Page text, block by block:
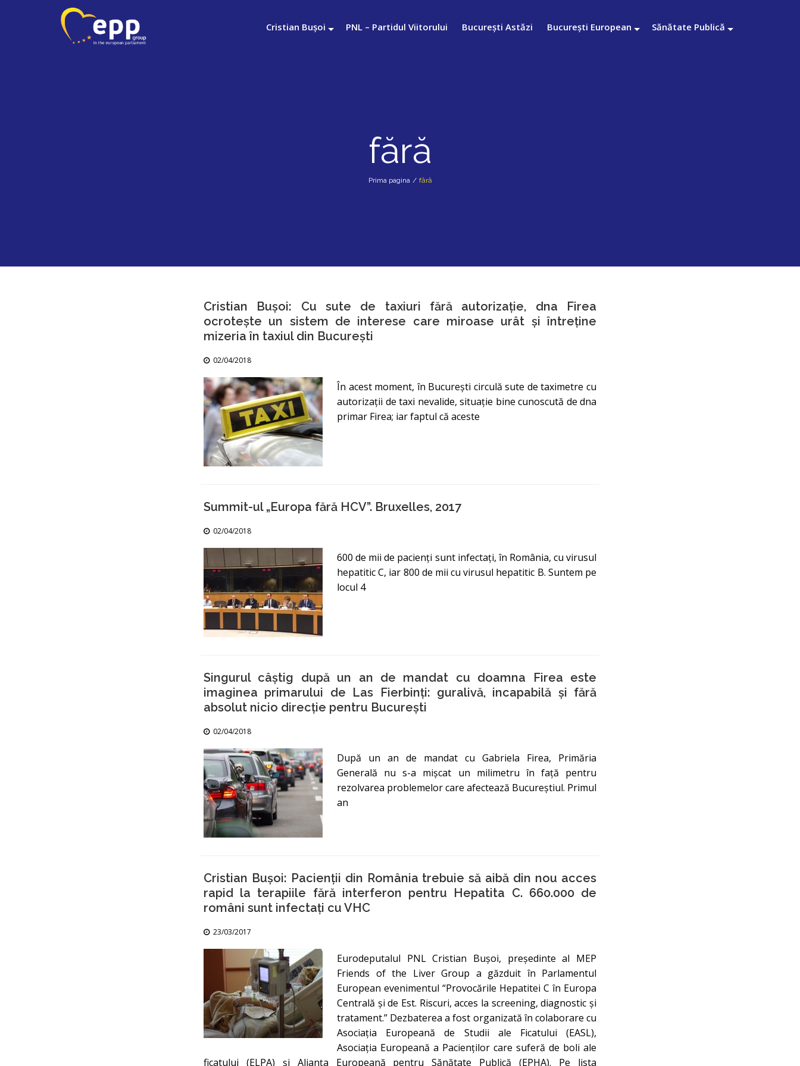
Cristian Bușoi PNL – Partidul Viitorului București Astăzi București European Sănătate Publică
fără
Prima pagina / fără
Cristian Bușoi: Cu sute de taxiuri fără autorizație, dna Firea
ocrotește un sistem de interese care miroase urât și întreține
mizeria în taxiul din București
02/04/2018
În acest moment, în București circulă sute de taximetre cu
autorizații de taxi nevalide, situație bine cunoscută de dna
primar Firea; iar faptul că aceste
Summit-ul „Europa fără HCV”. Bruxelles, 2017
02/04/2018
600 de mii de pacienți sunt infectați, în România, cu virusul
hepatitic C, iar 800 de mii cu virusul hepatitic B. Suntem pe
locul 4
Singurul câștig după un an de mandat cu doamna Firea este
imaginea primarului de Las Fierbinți: guralivă, incapabilă și fără
absolut nicio direcție pentru București
02/04/2018
După un an de mandat cu Gabriela Firea, Primăria
Generală nu s-a mişcat un milimetru în faţă pentru
rezolvarea problemelor care afectează Bucureştiul. Primul
an
Cristian Bușoi: Pacienții din România trebuie să aibă din nou acces
rapid la terapiile fără interferon pentru Hepatita C. 660.000 de
români sunt infectați cu VHC
23/03/2017
Eurodeputalul PNL Cristian Bușoi, președinte al MEP
Friends of the Liver Group a găzduit în Parlamentul
European evenimentul “Provocările Hepatitei C în Europa
Centrală și de Est. Riscuri, acces la screening, diagnostic și
tratament.” Dezbaterea a fost organizată în colaborare cu
Asociația Europeană de Studii ale Ficatului (EASL),
Asociația Europeană a Pacienților care suferă de boli ale
ficatului (ELPA) și Alianța Europeană pentru Sănătate Publică (EPHA). Pe lista